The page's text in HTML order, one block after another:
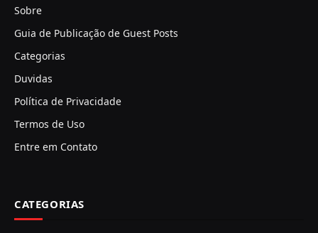
Sobre
Guia de Publicação de Guest Posts
Categorias
Duvidas
Política de Privacidade
Termos de Uso
Entre em Contato
CATEGORIAS